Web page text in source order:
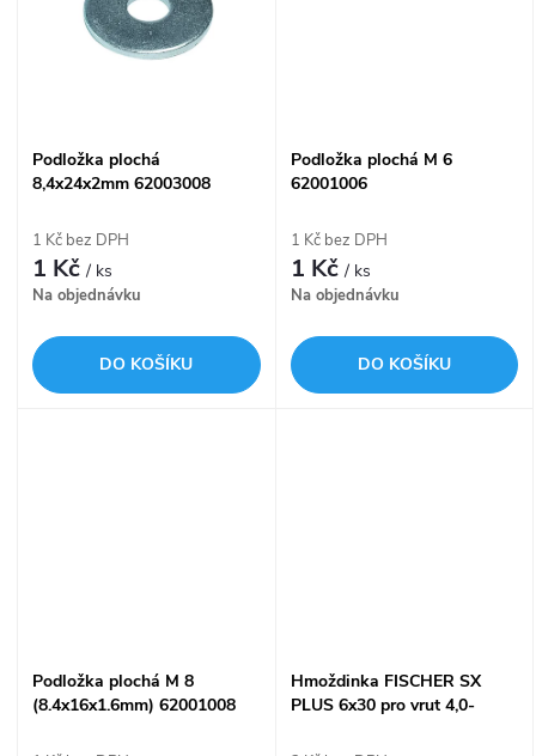
Podložka plochá
8,4x24x2mm 62003008
1 Kč bez DPH
1 Kč/ ks
Na objednávku
DO KOŠÍKU
Podložka plochá M 6
62001006
1 Kč bez DPH
1 Kč/ ks
Na objednávku
DO KOŠÍKU
Podložka plochá M 8
(8.4x16x1.6mm) 62001008
Hmoždinka FISCHER SX
PLUS 6x30 pro vrut 4,0-